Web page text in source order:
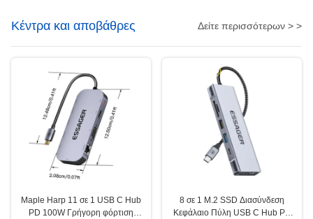
Κέντρα και αποβάθρες Δείτε περισσότερων > >
Maple Harp 11 σε 1 USB C Hub
PD 100W Γρήγορη φόρτιση
8 σε 1 M.2 SSD Διασύνδεση
Κεφάλαιο Πύλη USB C Hub PD